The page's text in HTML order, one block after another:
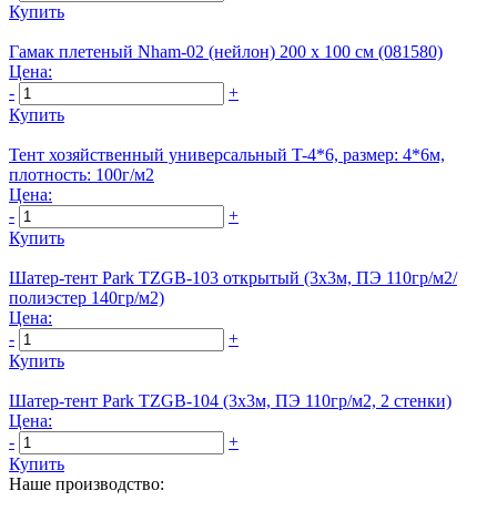
Купить
Гамак плетеный Nham-02 (нейлон) 200 х 100 см (081580)
Цена:
-
+
Купить
Тент хозяйственный универсальный T-4*6, размер: 4*6м,
плотность: 100г/м2
Цена:
-
+
Купить
Шатер-тент Park TZGB-103 открытый (3х3м, ПЭ 110гр/м2/
полиэстер 140гр/м2)
Цена:
-
+
Купить
Шатер-тент Park TZGB-104 (3х3м, ПЭ 110гр/м2, 2 стенки)
Цена:
-
+
Купить
Наше производство: